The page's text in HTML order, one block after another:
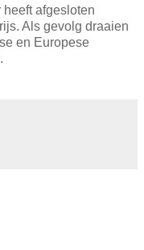
afgesloten
Als gevolg draaien
en Europese